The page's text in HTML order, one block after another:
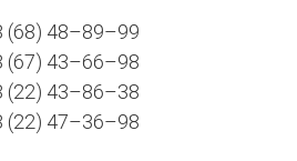
(68) 48–89–99
(67) 43–66–98
(22) 43–86–38
(22) 47–36–98